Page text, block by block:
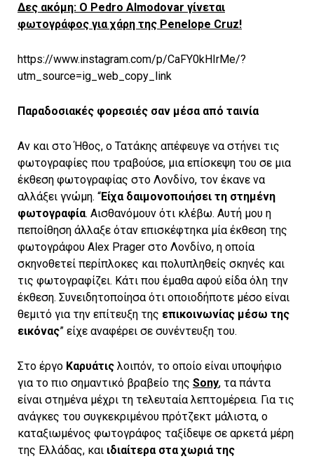
Δες ακόμη: Ο Pedro Almodovar γίνεται
φωτογράφος για χάρη της Penelope Cruz!
https://www.instagram.com/p/CaFY0kHIrMe/?
utm_source=ig_web_copy_link
Παραδοσιακές φορεσιές σαν μέσα από ταινία
Αν και στο Ήθος, ο Τατάκης απέφευγε να στήνει τις
φωτογραφίες που τραβούσε, μια επίσκεψη του σε μια
έκθεση φωτογραφίας στο Λονδίνο, τον έκανε να
αλλάξει γνώμη. “Είχα δαιμονοποιήσει τη στημένη
φωτογραφία. Αισθανόμουν ότι κλέβω. Αυτή μου η
πεποίθηση άλλαξε όταν επισκέφτηκα μία έκθεση της
φωτογράφου Alex Prager στο Λονδίνο, η οποία
σκηνοθετεί περίπλοκες και πολυπληθείς σκηνές και
τις φωτογραφίζει. Κάτι που έμαθα αφού είδα όλη την
έκθεση. Συνειδητοποίησα ότι οποιοδήποτε μέσο είναι
θεμιτό για την επίτευξη της επικοινωνίας μέσω της
εικόνας” είχε αναφέρει σε συνέντευξη του.
Στο έργο Καρυάτις λοιπόν, το οποίο είναι υποψήφιο
για το πιο σημαντικό βραβείο της Sony, τα πάντα
είναι στημένα μέχρι τη τελευταία λεπτομέρεια. Για τις
ανάγκες του συγκεκριμένου πρότζεκτ μάλιστα, ο
καταξιωμένος φωτογράφος ταξίδεψε σε αρκετά μέρη
της Ελλάδας, και ιδιαίτερα στα χωριά της